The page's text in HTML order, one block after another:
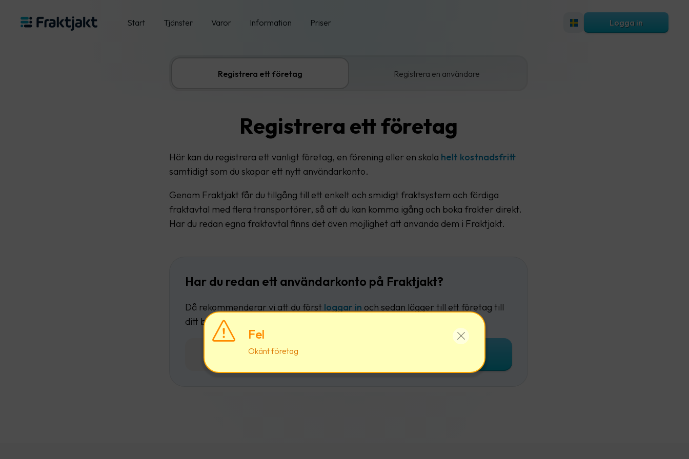
Start Tjänster Varor Information Priser Logga in
Fel
Okänt företag
Registrera ett företag Registrera en användare
Registrera ett företag
Här kan du registrera ett vanligt företag, en förening eller en skola helt kostnadsfritt
samtidigt som du skapar ett nytt användarkonto.
Genom Fraktjakt får du tillgång till ett enkelt och smidigt fraktsystem och färdiga
fraktavtal med flera transportörer, så att du kan komma igång och boka frakter direkt.
Har du redan egna fraktavtal finns det även möjlighet att använda dem i Fraktjakt.
Har du redan ett användarkonto på Fraktjakt?
Då rekommenderar vi att du först loggar in och sedan lägger till ett företag till
ditt befintliga användarkonto.
Logga in